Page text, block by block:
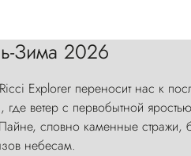
Зима 2026
Explorer переносит нас к
ветер с первобытной яростью
словно каменные стражи,
небесам.